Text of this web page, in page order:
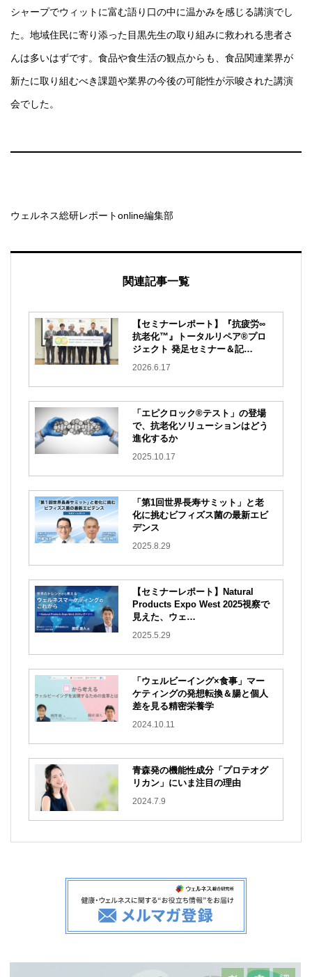
シャープでウィットに富む語り口の中に温かみを感じる講演でし
た。地域住民に寄り添った目黒先生の取り組みに救われる患者さ
んは多いはずです。食品や食生活の観点からも、食品関連業界が
新たに取り組むべき課題や業界の今後の可能性が示唆された講演
会でした。
ウェルネス総研レポートonline編集部
関連記事一覧
【セミナーレポート】『抗疲労∞
抗老化™』トータルリペア®プロ
ジェクト 発足セミナー＆記…
2026.6.17
「エピクロック®テスト」の登場
で、抗老化ソリューションはどう
進化するか
2025.10.17
「第1回世界長寿サミット」と老
化に挑むビフィズス菌の最新エビ
デンス
2025.8.29
【セミナーレポート】Natural
Products Expo West 2025視察で
見えた、ウェ…
2025.5.29
「ウェルビーイング×食事」マー
ケティングの発想転換＆腸と個人
差を見る精密栄養学
2024.10.11
青森発の機能性成分「プロテオグ
リカン」にいま注目の理由
2024.7.9